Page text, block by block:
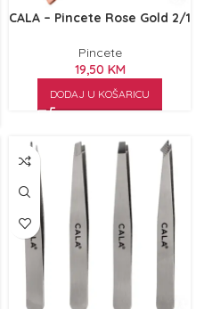
CALA – Pincete Rose Gold 2/1
Pincete
19,50 KM
DODAJ U KOŠARICU